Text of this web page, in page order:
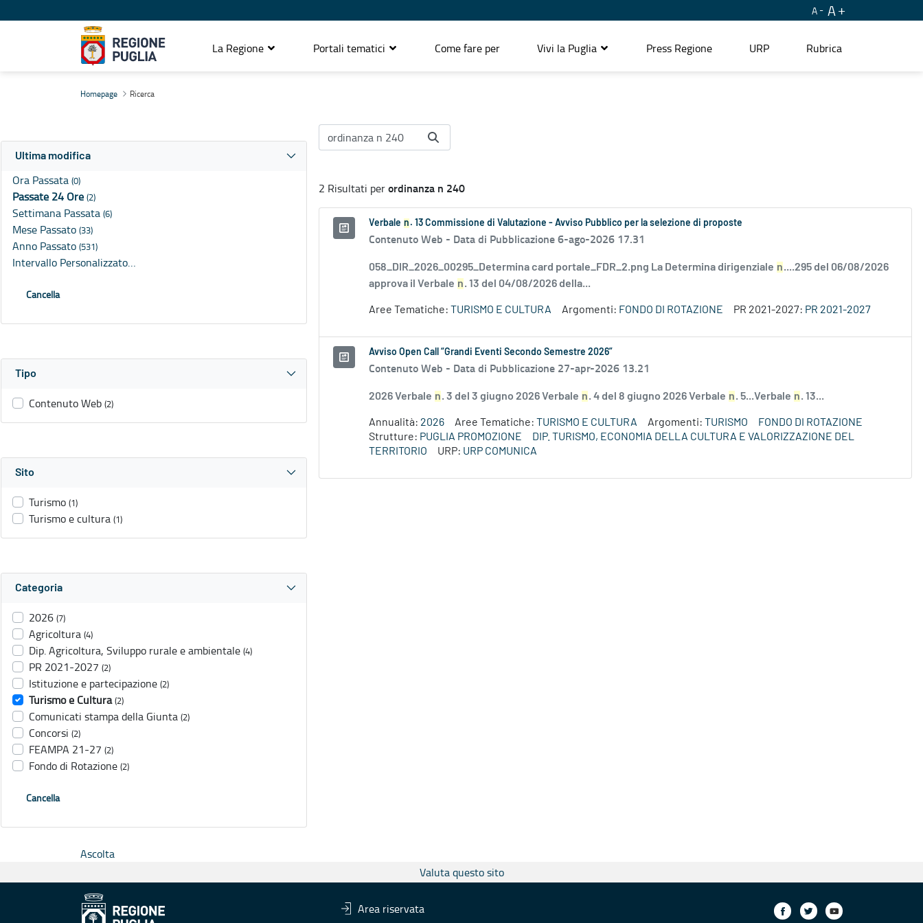
A A
La Regione Portali tematici Come fare per Vivi la Puglia Press Regione URP Rubrica
Homepage Ricerca
Ultima modifica
Ora Passata (0)
Passate 24 Ore (2)
Settimana Passata (6)
Mese Passato (33)
Anno Passato (531)
Intervallo Personalizzato…
Cancella
Tipo
Contenuto Web (2)
Sito
Turismo (1)
Turismo e cultura (1)
Categoria
2026 (7)
Agricoltura (4)
Dip. Agricoltura, Sviluppo rurale e ambientale (4)
PR 2021-2027 (2)
Istituzione e partecipazione (2)
Turismo e Cultura (2)
Comunicati stampa della Giunta (2)
Concorsi (2)
FEAMPA 21-27 (2)
Fondo di Rotazione (2)
Cancella
2 Risultati perordinanza n 240
Verbale n . 13 Commissione di Valutazione - Avviso Pubblico per la selezione di proposte
Contenuto Web - Data di Pubblicazione 6-ago-2026 17.31
058_DIR_2026_00295_Determina card portale_FDR_2.png La Determina dirigenziale n....295 del 06/08/2026
approva il Verbale n. 13 del 04/08/2026 della...
Aree Tematiche: TURISMO E CULTURA Argomenti: FONDO DI ROTAZIONE PR 2021-2027: PR 2021-2027
Avviso Open Call “Grandi Eventi Secondo Semestre 2026”
Contenuto Web - Data di Pubblicazione 27-apr-2026 13.21
2026 Verbale n. 3 del 3 giugno 2026 Verbale n. 4 del 8 giugno 2026 Verbale n. 5...Verbale n. 13...
Annualità: 2026 Aree Tematiche: TURISMO E CULTURA Argomenti: TURISMO
FONDO DI ROTAZIONE
Strutture: PUGLIA PROMOZIONE
DIP. TURISMO, ECONOMIA DELLA CULTURA E VALORIZZAZIONE DEL
TERRITORIO
URP: URP COMUNICA
Ascolta
Valuta questo sito
Area riservata